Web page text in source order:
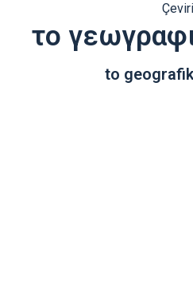
Çeviri
το
to